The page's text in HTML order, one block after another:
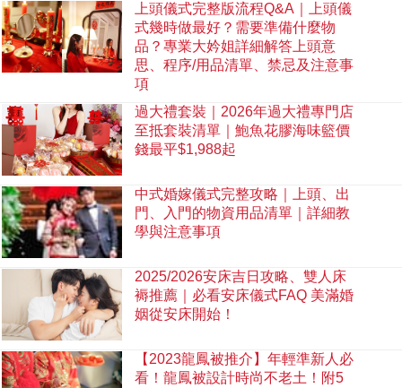
上頭儀式完整版流程Q&A｜上頭儀
式幾時做最好？需要準備什麼物
品？專業大妗姐詳細解答上頭意
思、程序/用品清單、禁忌及注意事
項
過大禮套裝｜2026年過大禮專門店
至抵套裝清單｜鮑魚花膠海味籃價
錢最平$1,988起
中式婚嫁儀式完整攻略｜上頭、出
門、入門的物資用品清單｜詳細教
學與注意事項
2025/2026安床吉日攻略、雙人床
褥推薦｜必看安床儀式FAQ 美滿婚
姻從安床開始！
【2023龍鳳被推介】年輕準新人必
看！龍鳳被設計時尚不老土！附5